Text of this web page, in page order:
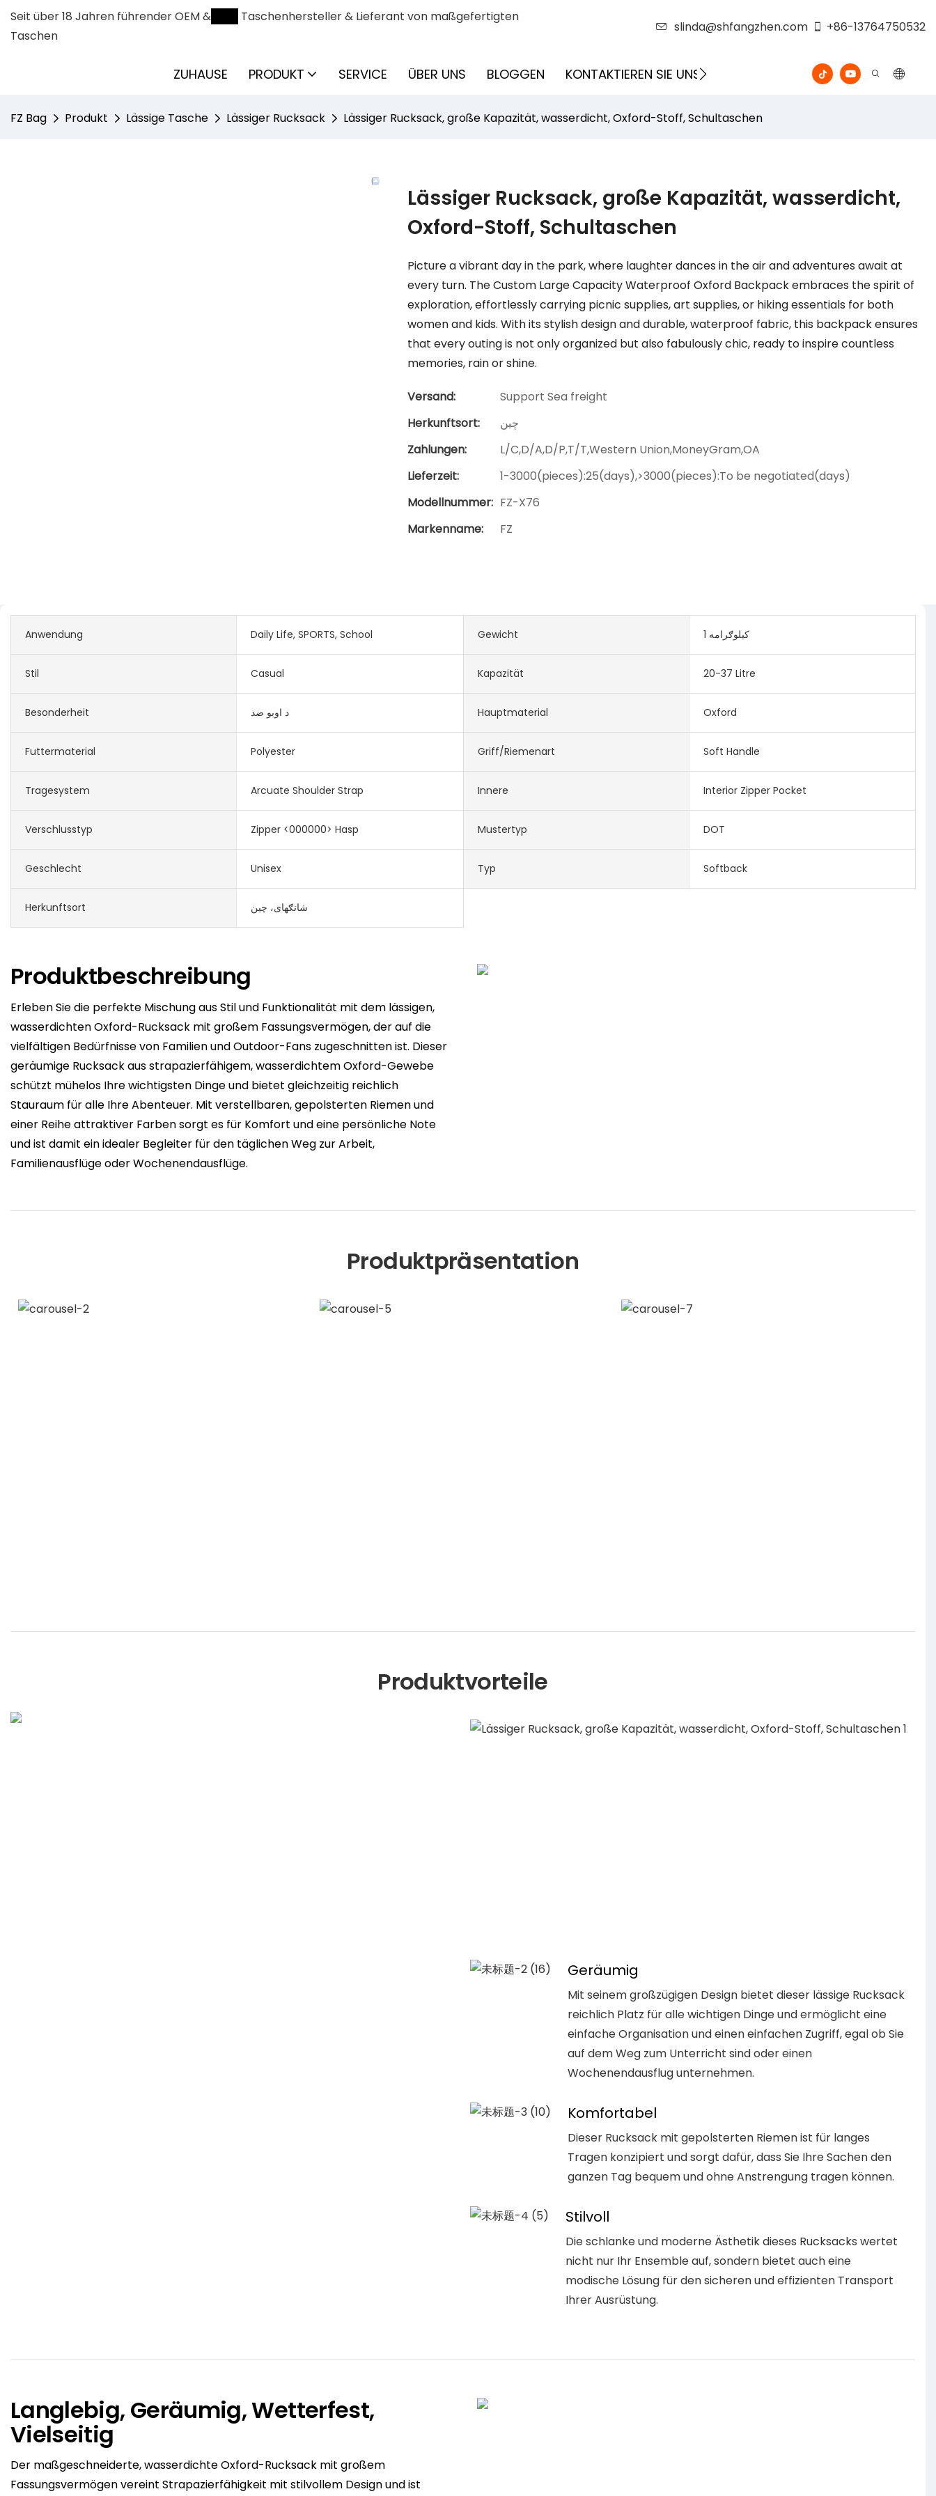
Seit über 18 Jahren führender OEM &
Taschenhersteller & Lieferant von maßgefertigten
Taschen
slinda@shfangzhen.com +86-13764750532
ZUHAUSE PRODUKT SERVICE ÜBER UNS BLOGGEN KONTAKTIEREN SIE UNS
FZ Bag Produkt Lässige Tasche Lässiger Rucksack Lässiger Rucksack, große Kapazität, wasserdicht, Oxford-Stoff, Schultaschen
Lässiger Rucksack, große Kapazität, wasserdicht,
Oxford-Stoff, Schultaschen
Picture a vibrant day in the park, where laughter dances in the air and adventures await at
every turn. The Custom Large Capacity Waterproof Oxford Backpack embraces the spirit of
exploration, effortlessly carrying picnic supplies, art supplies, or hiking essentials for both
women and kids. With its stylish design and durable, waterproof fabric, this backpack ensures
that every outing is not only organized but also fabulously chic, ready to inspire countless
memories, rain or shine.
Versand:
Support Sea freight
Herkunftsort:
چین
Zahlungen:
L/C,D/A,D/P,T/T,Western Union,MoneyGram,OA
Lieferzeit:
1-3000(pieces):25(days),>3000(pieces):To be negotiated(days)
Modellnummer: FZ-X76
Markenname:
FZ
Anwendung Daily Life, SPORTS, School Gewicht 1 کیلوګرامه
Stil Casual Kapazität 20-37 Litre
Besonderheit د اوبو ضد Hauptmaterial Oxford
Futtermaterial Polyester Griff/Riemenart Soft Handle
Tragesystem Arcuate Shoulder Strap Innere Interior Zipper Pocket
Verschlusstyp Zipper <000000> Hasp Mustertyp DOT
Geschlecht Unisex Typ Softback
Herkunftsort شانګهای، چین
Produktbeschreibung
Erleben Sie die perfekte Mischung aus Stil und Funktionalität mit dem lässigen,
wasserdichten Oxford-Rucksack mit großem Fassungsvermögen, der auf die
vielfältigen Bedürfnisse von Familien und Outdoor-Fans zugeschnitten ist. Dieser
geräumige Rucksack aus strapazierfähigem, wasserdichtem Oxford-Gewebe
schützt mühelos Ihre wichtigsten Dinge und bietet gleichzeitig reichlich
Stauraum für alle Ihre Abenteuer. Mit verstellbaren, gepolsterten Riemen und
einer Reihe attraktiver Farben sorgt es für Komfort und eine persönliche Note
und ist damit ein idealer Begleiter für den täglichen Weg zur Arbeit,
Familienausflüge oder Wochenendausflüge.
Produktpräsentation
Produktvorteile
Geräumig
Mit seinem großzügigen Design bietet dieser lässige Rucksack
reichlich Platz für alle wichtigen Dinge und ermöglicht eine
einfache Organisation und einen einfachen Zugriff, egal ob Sie
auf dem Weg zum Unterricht sind oder einen
Wochenendausflug unternehmen.
Komfortabel
Dieser Rucksack mit gepolsterten Riemen ist für langes
Tragen konzipiert und sorgt dafür, dass Sie Ihre Sachen den
ganzen Tag bequem und ohne Anstrengung tragen können.
Stilvoll
Die schlanke und moderne Ästhetik dieses Rucksacks wertet
nicht nur Ihr Ensemble auf, sondern bietet auch eine
modische Lösung für den sicheren und effizienten Transport
Ihrer Ausrüstung.
Langlebig, Geräumig, Wetterfest,
Vielseitig
Der maßgeschneiderte, wasserdichte Oxford-Rucksack mit großem
Fassungsvermögen vereint Strapazierfähigkeit mit stilvollem Design und ist